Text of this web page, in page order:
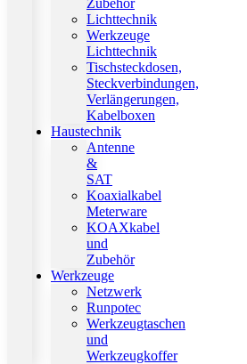
Lichttechnik
Werkzeuge
Lichttechnik
Tischsteckdosen,
Steckverbindungen,
Verlängerungen,
Kabelboxen
Haustechnik
Antenne
&
SAT
Koaxialkabel
Meterware
KOAXkabel
und
Zubehör
Werkzeuge
Netzwerk
Runpotec
Werkzeugtaschen
und
Werkzeugkoffer